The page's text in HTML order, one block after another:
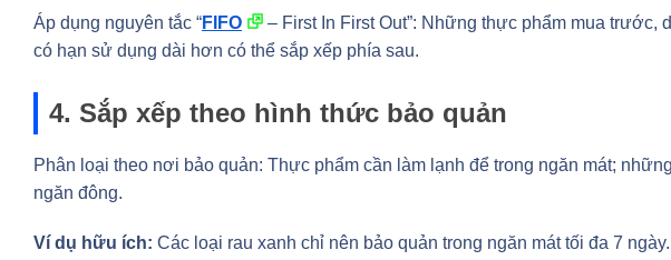
Áp dụng nguyên tắc “FIFO
– First In First Out”: Những thực phẩm mua
có hạn sử dụng dài hơn có thể sắp xếp phía sau.
4. Sắp xếp theo hình thức bảo quản
Phân loại theo nơi bảo quản: Thực phẩm cần làm lạnh để trong ngăn mát;
ngăn đông.
Ví dụ hữu ích: Các loại rau xanh chỉ nên bảo quản trong ngăn mát tối đa 7